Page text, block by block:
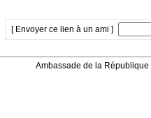
[ Envoyer ce lien à un ami ]
Ambassade de la